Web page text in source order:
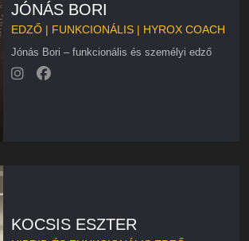
JÓNÁS BORI
EDZŐ | FUNKCIONÁLIS | HYROX COACH
Jónás Bori – funkcionális és személyi edző
KOCSIS ESZTER